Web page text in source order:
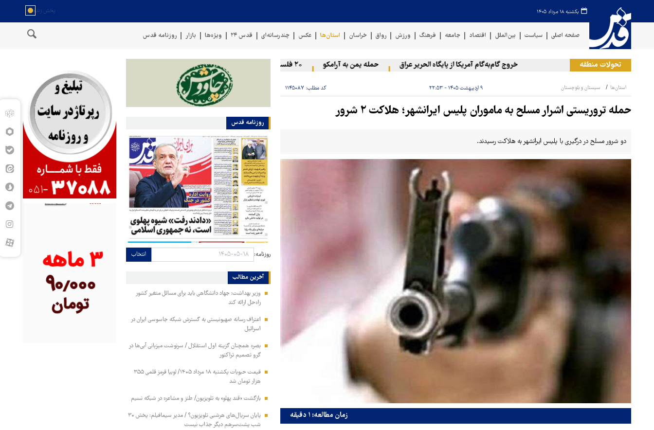
یکشنبه ۱۸ مرداد ۱۴۰۵
صفحه اصلی سیاست بین‌الملل اقتصاد جامعه فرهنگ ورزش رواق خراسان استان‌ها عکس چندرسانه‌ای قدس ۲۴ ویژه‌ها بازار روزنامه قدس
تحولات منطقه خروج گام‌به‌گام آمریکا از پایگاه الحریر عراق حمله یمن به آرامکو ۲۰ فلسطینی در حملات صهیونیست‌ها و شهرک‌نشینان در کرانه باختری زخمی شدند
استان‌ها سیستان و بلوچستان ۹ اردیبهشت ۱۴۰۵ - ۲۲:۵۳ کد مطلب: ۱۱۴۵۰۸۷
حمله تروریستی ‌اشرار مسلح به ماموران پلیس ایرانشهر؛ هلاکت‌ ۲ شرور
دو شرور مسلح در درگیری با پلیس ایرانشهر به هلاکت رسیدند.
زمان مطالعه: ۱ دقیقه
روزنامه قدس
روزنامه: انتخاب
آخرین مطالب
وزیر بهداشت: جهاد دانشگاهی باید برای مسائل متغیر کشور
راه‌حل ارائه کند
اعتراف رسانه صهیونیستی به گسترش شبکه جاسوسی ایران در
اسرائیل
بصره همچنان گزینه اول استقلال / سرنوشت میزبانی آبی‌ها در
گرو تصمیم تراکتور
قیمت حبوبات یکشنبه ۱۸ مرداد ۱۴۰۵/ لوبیا قرمز قلمی ۳۵۵
هزار تومان شد
بازگشت «قند پهلو» به تلویزیون/ طنز و مشاعره در شبکه نسیم
پایان سریال‌های هرشبی تلویزیون؟ / مدیر سیمافیلم: پخش ۳۰
شب پشت‌سرهم دیگر جذاب نیست